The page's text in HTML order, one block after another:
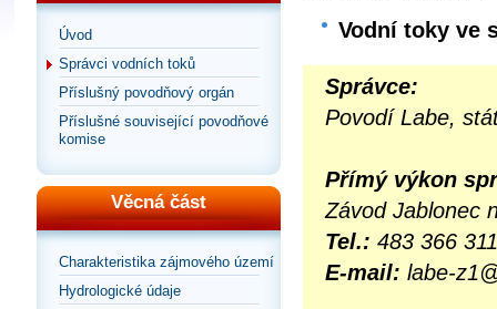
Úvod
Správci vodních toků
Příslušný povodňový orgán
Příslušné související povodňové
komise
Věcná část
Charakteristika zájmového území
Hydrologické údaje
Vodní toky ve
Správce:
Povodí Labe,
Přímý výkon
Závod Jablonec
Tel.: 483 366 311
E-mail: labe-